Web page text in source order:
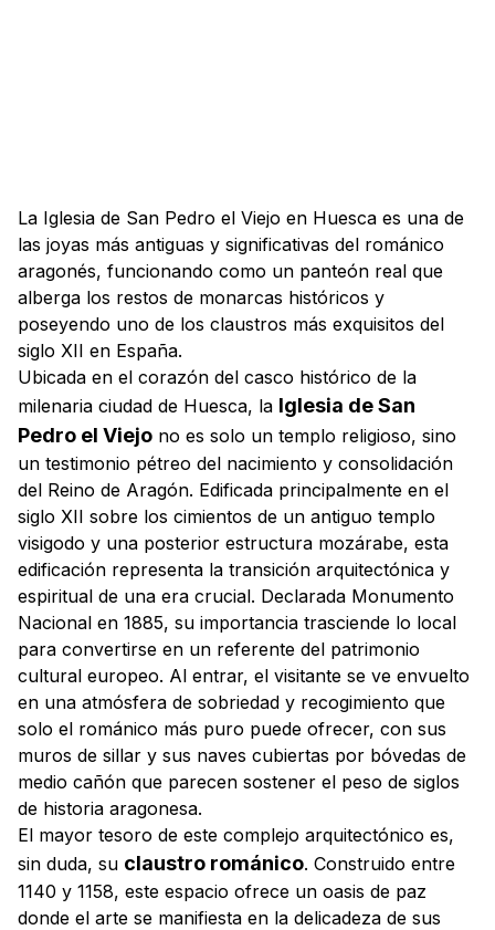
La Iglesia de San Pedro el Viejo en Huesca es una de
las joyas más antiguas y significativas del románico
aragonés, funcionando como un panteón real que
alberga los restos de monarcas históricos y
poseyendo uno de los claustros más exquisitos del
siglo XII en España.
Ubicada en el corazón del casco histórico de la
milenaria ciudad de Huesca, la Iglesia de San
Pedro el Viejo no es solo un templo religioso, sino
un testimonio pétreo del nacimiento y consolidación
del Reino de Aragón. Edificada principalmente en el
siglo XII sobre los cimientos de un antiguo templo
visigodo y una posterior estructura mozárabe, esta
edificación representa la transición arquitectónica y
espiritual de una era crucial. Declarada Monumento
Nacional en 1885, su importancia trasciende lo local
para convertirse en un referente del patrimonio
cultural europeo. Al entrar, el visitante se ve envuelto
en una atmósfera de sobriedad y recogimiento que
solo el románico más puro puede ofrecer, con sus
muros de sillar y sus naves cubiertas por bóvedas de
medio cañón que parecen sostener el peso de siglos
de historia aragonesa.
El mayor tesoro de este complejo arquitectónico es,
sin duda, su claustro románico. Construido entre
1140 y 1158, este espacio ofrece un oasis de paz
donde el arte se manifiesta en la delicadeza de sus